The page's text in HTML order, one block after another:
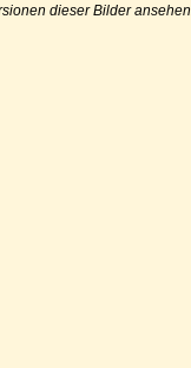
dieser Bilder ansehen.